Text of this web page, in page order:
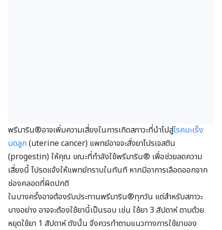
พรีมาริน®อาจเพิ่มความเสี่ยงในการเกิดสภาวะที่นำไปสู่โรคมะเร็ง
มดลูก (uterine cancer) แพทย์อาจจะสั่งยาโปรเจสติน
(progestin) ให้คุณ ขณะที่กำลังใช้พรีมาริน® เพื่อช่วยลดความ
เสี่ยงนี้ โปรดแจ้งให้แพทย์ทราบในทันที หากมีอาการเลือดออกจาก
ช่องคลอดที่ผิดปกติ
ในบางครั้งอาจต้องรับประทานพรีมาริน®ทุกวัน แต่สำหรับสภาวะ
บางอย่าง อาจจะต้องใช้ยานี้เป็นรอบ เช่น ใช้ยา 3 สัปดาห์ ตามด้วย
หยุดใช้ยา 1 สัปดาห์ ดังนั้น จึงควรทำตามแนวทางการใช้ยาของ